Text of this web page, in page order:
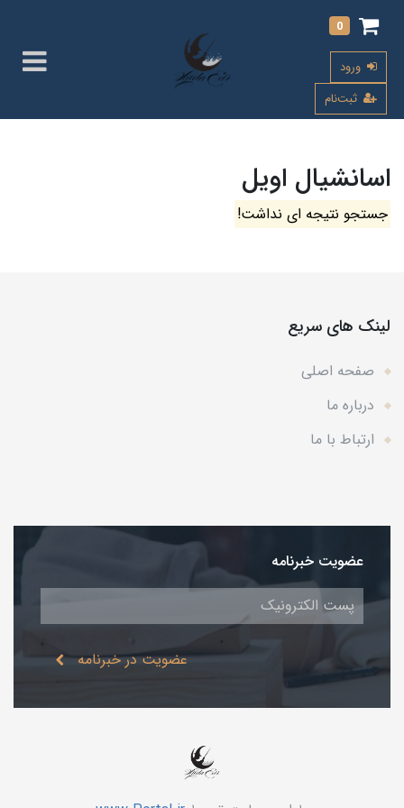
0
ورود
ثبت‌نام
اسانشیال اویل
جستجو نتیجه ای نداشت!
لینک های سریع
صفحه اصلی
درباره ما
ارتباط با ما
عضویت خبرنامه
عضویت در خبرنامه